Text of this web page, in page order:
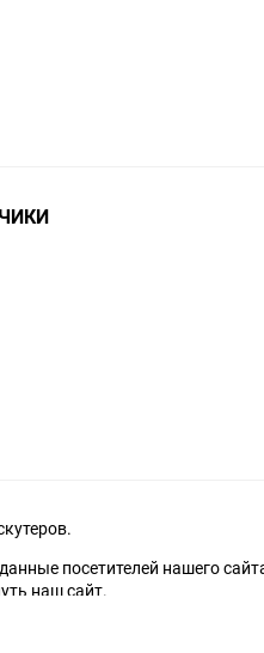
посетителей нашего
наш сайт.